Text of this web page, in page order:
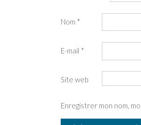
Nom *
E-mail *
Site web
Enregistrer mon nom,